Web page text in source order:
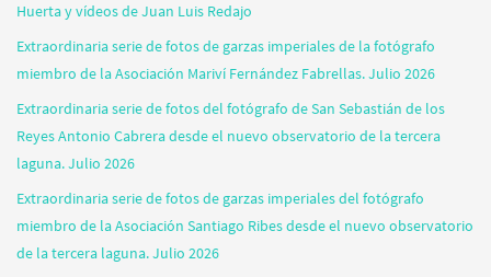
Huerta y vídeos de Juan Luis Redajo
Extraordinaria serie de fotos de garzas imperiales de la fotógrafo
miembro de la Asociación Mariví Fernández Fabrellas. Julio 2026
Extraordinaria serie de fotos del fotógrafo de San Sebastián de los
Reyes Antonio Cabrera desde el nuevo observatorio de la tercera
laguna. Julio 2026
Extraordinaria serie de fotos de garzas imperiales del fotógrafo
miembro de la Asociación Santiago Ribes desde el nuevo observatorio
de la tercera laguna. Julio 2026